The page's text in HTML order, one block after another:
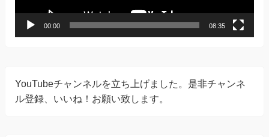
00:00 08:35
YouTubeチャンネルを立ち上げました。是非チャンネ
ル登録、いいね！お願い致します。